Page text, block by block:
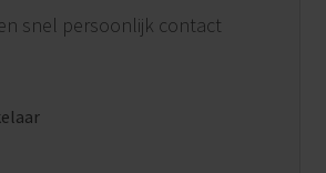
snel persoonlijk contact